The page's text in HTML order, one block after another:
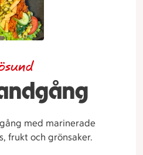
med marinerade
frukt och grönsaker.